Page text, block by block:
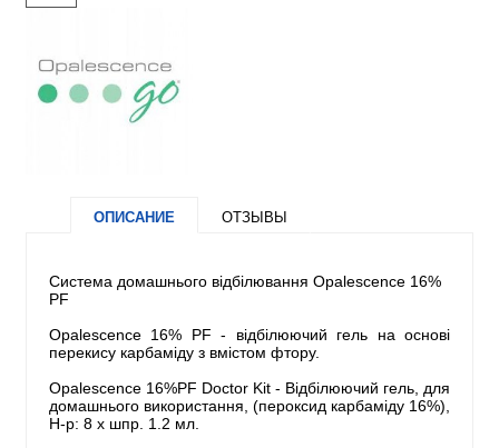
ОПИСАНИЕ ОТЗЫВЫ
Система домашнього відбілювання Opalescence 16%
PF
Opalescence 16% PF - відбілюючий гель на основі
перекису карбаміду з вмістом фтору.
Opalescence 16%PF Doctor Kit - Відбілюючий гель, для
домашнього використання, (пероксид карбаміду 16%),
Н-р: 8 х шпр. 1.2 мл.